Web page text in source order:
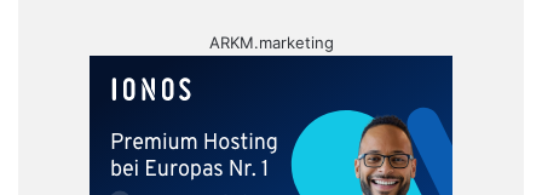
ARKM.marketing